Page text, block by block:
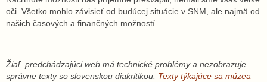
oči. Všetko mohlo závisieť od budúcej situácie v SNM, ale najmä od
našich časových a finančných možností…
Žiaľ, predchádzajúci web má technické problémy a nezobrazuje
správne texty so slovenskou diakritikou. Texty týkajúce sa múzea